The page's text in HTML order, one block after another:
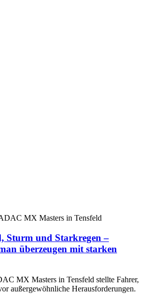
MX Masters in Tensfeld
Sturm und Starkregen –
überzeugen mit starken
MX Masters in Tensfeld stellte Fahrer,
außergewöhnliche Herausforderungen.